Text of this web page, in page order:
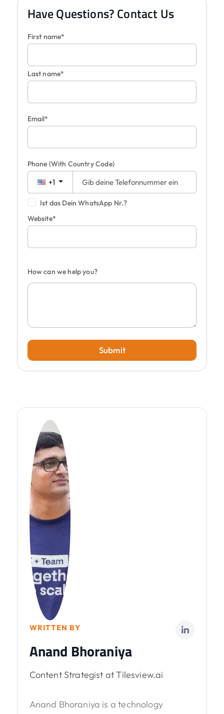
Have Questions? Contact Us
First name*
Last name*
Email*
Phone (With Country Code)
+1
Ist das Dein WhatsApp Nr.?
Website*
How can we help you?
Submit
WRITTEN BY
Anand Bhoraniya
Content Strategist at Tilesview.ai
Anand Bhoraniya is a technology